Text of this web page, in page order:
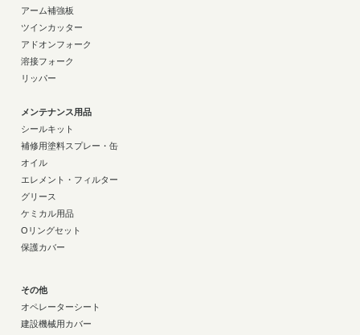
アーム補強板
ツインカッター
アドオンフォーク
溶接フォーク
リッパー
メンテナンス用品
シールキット
補修用塗料スプレー・缶
オイル
エレメント・フィルター
グリース
ケミカル用品
Oリングセット
保護カバー
その他
オペレーターシート
建設機械用カバー